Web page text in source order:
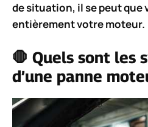
de situation, il se peut que
entièrement votre moteur.
🛑 Quels sont les
d’une panne